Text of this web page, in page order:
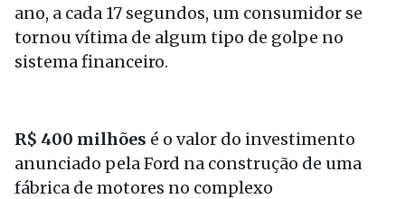
ano, a cada 17 segundos, um consumidor se
tornou vítima de algum tipo de golpe no
sistema financeiro.
R$ 400 milhões é o valor do investimento
anunciado pela Ford na construção de uma
fábrica de motores no complexo